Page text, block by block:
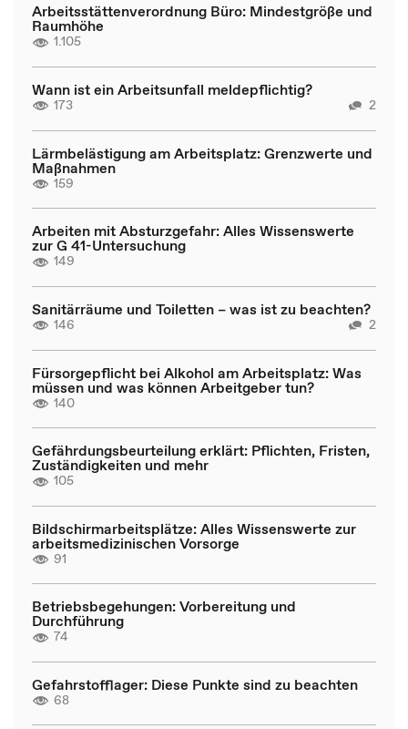
Arbeitsstättenverordnung Büro: Mindestgröße und
Raumhöhe
1.105
Wann ist ein Arbeitsunfall meldepflichtig?
173 2
Lärmbelästigung am Arbeitsplatz: Grenzwerte und
Maßnahmen
159
Arbeiten mit Absturzgefahr: Alles Wissenswerte
zur G 41-Untersuchung
149
Sanitärräume und Toiletten – was ist zu beachten?
146 2
Fürsorgepflicht bei Alkohol am Arbeitsplatz: Was
müssen und was können Arbeitgeber tun?
140
Gefährdungsbeurteilung erklärt: Pflichten, Fristen,
Zuständigkeiten und mehr
105
Bildschirmarbeitsplätze: Alles Wissenswerte zur
arbeitsmedizinischen Vorsorge
91
Betriebsbegehungen: Vorbereitung und
Durchführung
74
Gefahrstofflager: Diese Punkte sind zu beachten
68